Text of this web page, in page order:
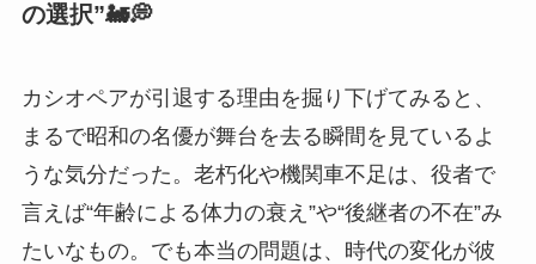
の選択”🚂💭
カシオペアが引退する理由を掘り下げてみると、
まるで昭和の名優が舞台を去る瞬間を見ているよ
うな気分だった。老朽化や機関車不足は、役者で
言えば“年齢による体力の衰え”や“後継者の不在”み
たいなもの。でも本当の問題は、時代の変化が彼